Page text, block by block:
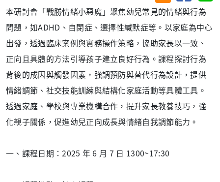
本研討會「戰勝情緒小惡魔」聚焦幼兒常見的情緒與行為
問題，如ADHD、自閉症、選擇性緘默症等。以家庭為中心
出發，透過臨床案例與實務操作策略，協助家長以一致、
正向且具體的方法引導孩子建立良好行為。課程探討行為
背後的成因與觸發因素，強調預防與替代行為設計，提供
情緒調節、社交技能訓練與結構化家庭活動等具體工具。
透過家庭、學校與專業機構合作，提升家長教養技巧，強
化親子關係，促進幼兒正向成長與情緒自我調節能力。
一、課程日期：2025 年 6 月 7 日 1300~17:30